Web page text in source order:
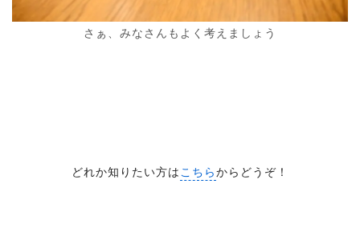
さぁ、みなさんもよく考えましょう
どれか知りたい方はこちらからどうぞ！